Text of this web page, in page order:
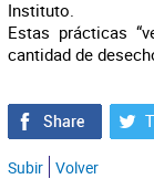
Instituto.
Estas prácticas
cantidad de
Subir Volver